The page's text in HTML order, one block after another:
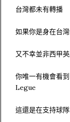
台灣都未有轉播
如果你是身在台
又不幸並非西甲
你唯一有機會看
Legue
這還是在支持球